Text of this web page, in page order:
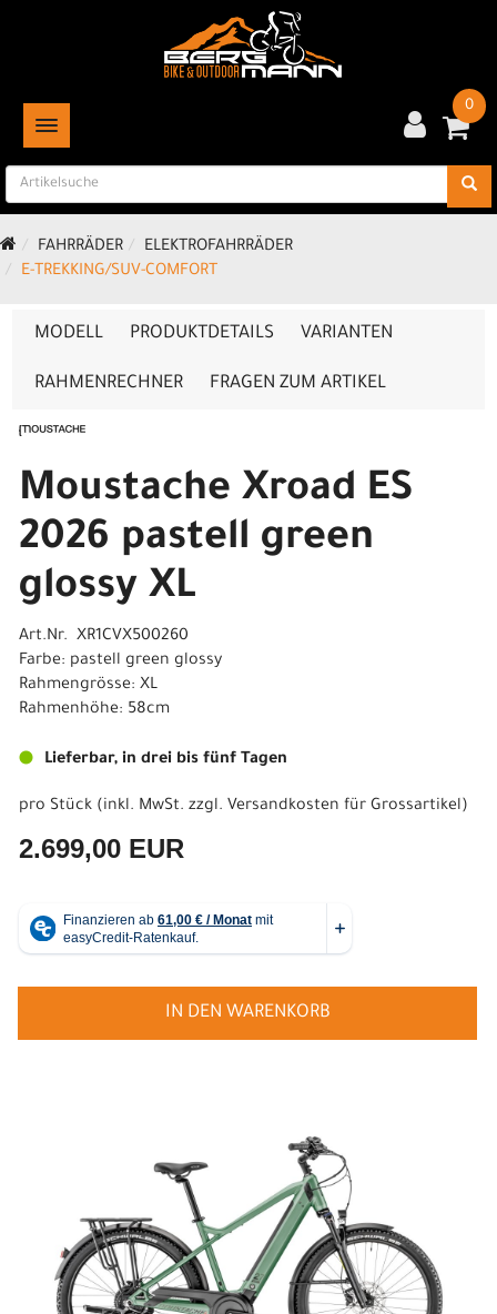
TOGGLE NAVIGATION
0
FAHRRÄDER
ELEKTROFAHRRÄDER
E-TREKKING/SUV-COMFORT
MODELL PRODUKTDETAILS VARIANTEN
RAHMENRECHNER FRAGEN ZUM ARTIKEL
Moustache Xroad ES
2026 pastell green
glossy XL
Art.Nr. XR1CVX500260
Farbe: pastell green glossy
Rahmengrösse: XL
Rahmenhöhe: 58cm
Lieferbar, in drei bis fünf Tagen
pro Stück (inkl. MwSt. zzgl. Versandkosten für Grossartikel)
2.699,00 EUR
IN DEN WARENKORB